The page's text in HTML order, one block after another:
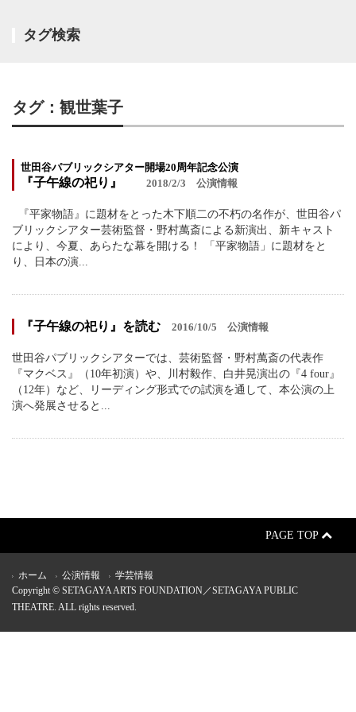
タグ検索
タグ：観世葉子
世田谷パブリックシアター開場20周年記念公演
『子午線の祀り』 2018/2/3 公演情報
『平家物語』に題材をとった木下順二の不朽の名作が、世田谷パ
ブリックシアター芸術監督・野村萬斎による新演出、新キャスト
により、今夏、あらたな幕を開ける！ 「平家物語」に題材をと
り、日本の演...
『子午線の祀り』を読む 2016/10/5 公演情報
世田谷パブリックシアターでは、芸術監督・野村萬斎の代表作
『マクベス』（10年初演）や、川村毅作、白井晃演出の『4 four』
（12年）など、リーディング形式での試演を通して、本公演の上
演へ発展させると...
PAGE TOP
ホーム 公演情報
学芸情報
Copyright © SETAGAYA ARTS FOUNDATION／SETAGAYA PUBLIC
THEATRE. ALL rights reserved.